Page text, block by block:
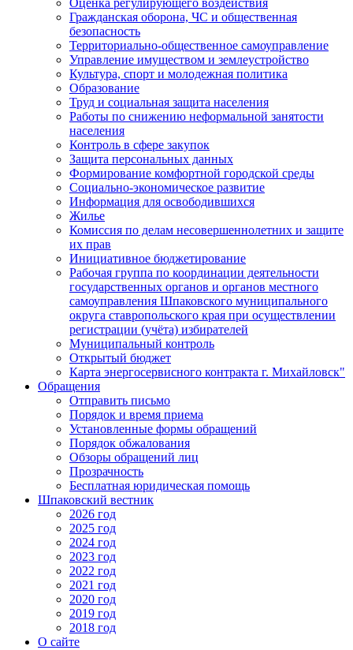
Оценка регулирующего воздействия
Гражданская оборона, ЧС и общественная
безопасность
Территориально-общественное самоуправление
Управление имуществом и землеустройство
Культура, спорт и молодежная политика
Образование
Труд и социальная защита населения
Работы по снижению неформальной занятости
населения
Контроль в сфере закупок
Защита персональных данных
Формирование комфортной городской среды
Социально-экономическое развитие
Информация для освободившихся
Жилье
Комиссия по делам несовершеннолетних и защите
их прав
Инициативное бюджетирование
Рабочая группа по координации деятельности
государственных органов и органов местного
самоуправления Шпаковского муниципального
округа ставропольского края при осуществлении
регистрации (учёта) избирателей
Муниципальный контроль
Открытый бюджет
Карта энергосервисного контракта г. Михайловск"
Обращения
Отправить письмо
Порядок и время приема
Установленные формы обращений
Порядок обжалования
Обзоры обращений лиц
Прозрачность
Бесплатная юридическая помощь
Шпаковский вестник
2026 год
2025 год
2024 год
2023 год
2022 год
2021 год
2020 год
2019 год
2018 год
О сайте